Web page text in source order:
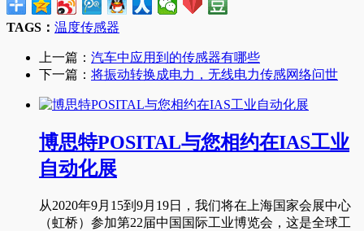
TAGS： 温度传感器
上一篇： 汽车中应用到的传感器有哪些
下一篇： 将振动转换成电力，无线电力传感网络问世
博思特POSITAL与您相约在IAS工业
自动化展
从2020年9月15到9月19日，我们将在上海国家会展中心
（虹桥）参加第22届中国国际工业博览会，这是全球工